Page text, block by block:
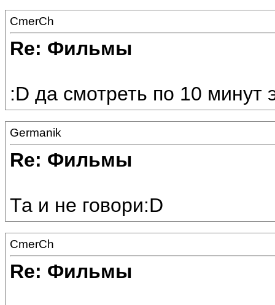
CmerCh
Re: Фильмы
:D да смотреть по 10 минут
Germanik
Re: Фильмы
Та и не говори:D
CmerCh
Re: Фильмы